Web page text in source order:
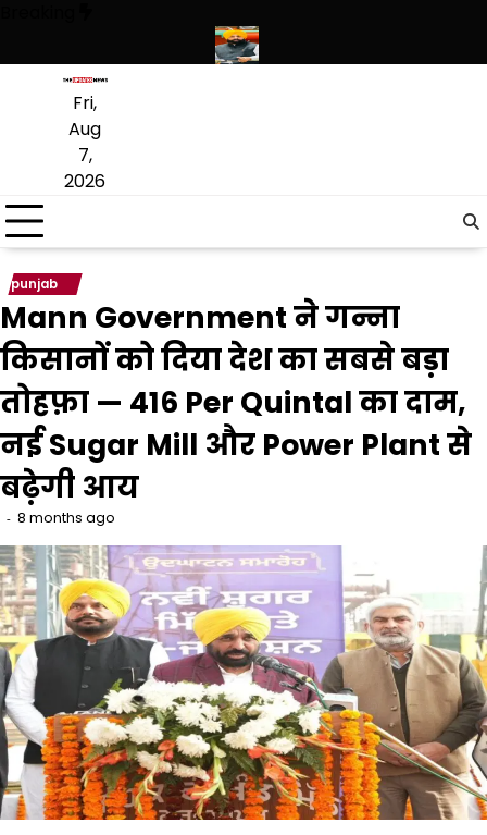
content
Fri,
Aug
7,
2026
punjab
Mann Government ने गन्ना
किसानों को दिया देश का सबसे बड़ा
तोहफ़ा — ₹416 Per Quintal का दाम,
नई Sugar Mill और Power Plant से
बढ़ेगी आय
8 months ago